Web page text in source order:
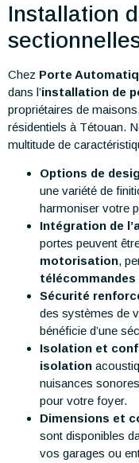
Installation
Chez Porte
dans l’installation de
propriétaires de
résidentiels à Tétouan.
multitude de
Options de
une variété de
harmoniser votre
Intégration de
portes peuvent
motorisation,
télécommandes
Sécurité
des systèmes de
bénéficie d’une
Isolation et
isolation
nuisances
pour votre foyer.
Dimensions et
sont disponibles
vos garages ou